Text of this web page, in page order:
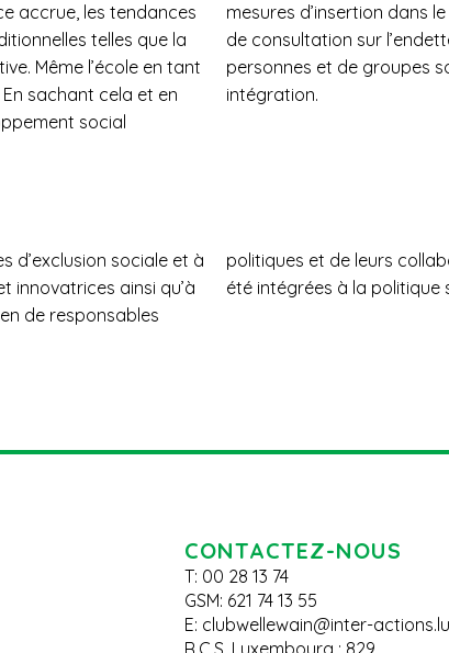
accrue, les tendances
telles que la
Même l’école en tant
sachant cela et en
social
mesures d’insertion dans
de consultation sur
personnes et de groupes
intégration.
d’exclusion sociale et à
innovatrices ainsi qu’à
de responsables
d’Inter-Actions ont
été intégrées à la politique
CONTACTEZ-NOUS
T: 00 28 13 74
GSM: 621 74 13 55
E: clubwellewain@inter-actions.lu
R.C.S. Luxembourg : 829